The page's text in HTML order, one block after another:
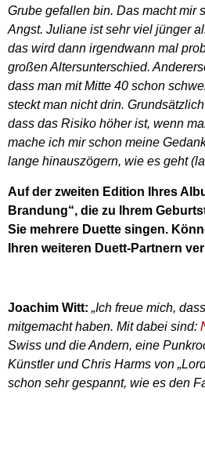
Grube gefallen bin. Das macht mir
Angst. Juliane ist sehr viel jünger
das wird dann irgendwann mal
großen Altersunterschied.
dass man mit Mitte 40 schon
steckt man nicht drin.
dass das Risiko höher ist, wenn
mache ich mir schon meine
lange hinauszögern, wie es geht
Auf der zweiten Edition Ihres
Brandung“, die zu Ihrem
Sie mehrere Duette singen.
Ihren weiteren Duett-Partnern
Joachim Witt: „Ich freue mich,
mitgemacht haben. Mit dabei sind:
Swiss und die Andern, eine
Künstler und Chris Harms von
schon sehr gespannt, wie es den